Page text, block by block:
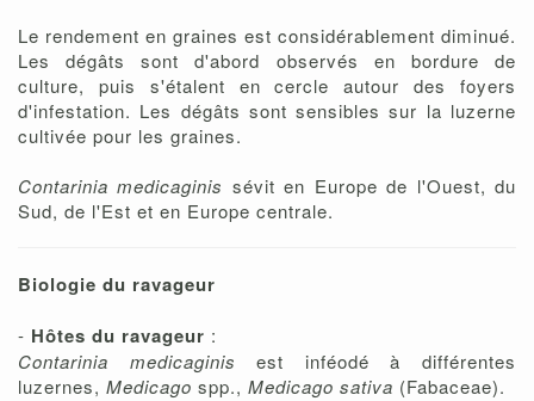
Le rendement en graines est considérablement diminué.
Les dégâts sont d'abord observés en bordure de
culture, puis s'étalent en cercle autour des foyers
d'infestation. Les dégâts sont sensibles sur la luzerne
cultivée pour les graines.
Contarinia medicaginis sévit en Europe de l'Ouest, du
Sud, de l'Est et en Europe centrale.
Biologie du ravageur
- Hôtes du ravageur :
Contarinia medicaginis est inféodé à différentes
luzernes, Medicago spp., Medicago sativa (Fabaceae).